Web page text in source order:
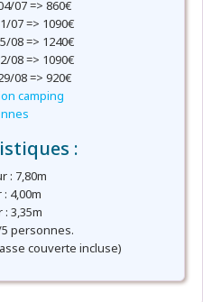
07 => 860€
07 => 1090€
08 => 1240€
08 => 1090€
08 => 920€
:
: 7,80m
4,00m
3,35m
personnes.
couverte incluse)